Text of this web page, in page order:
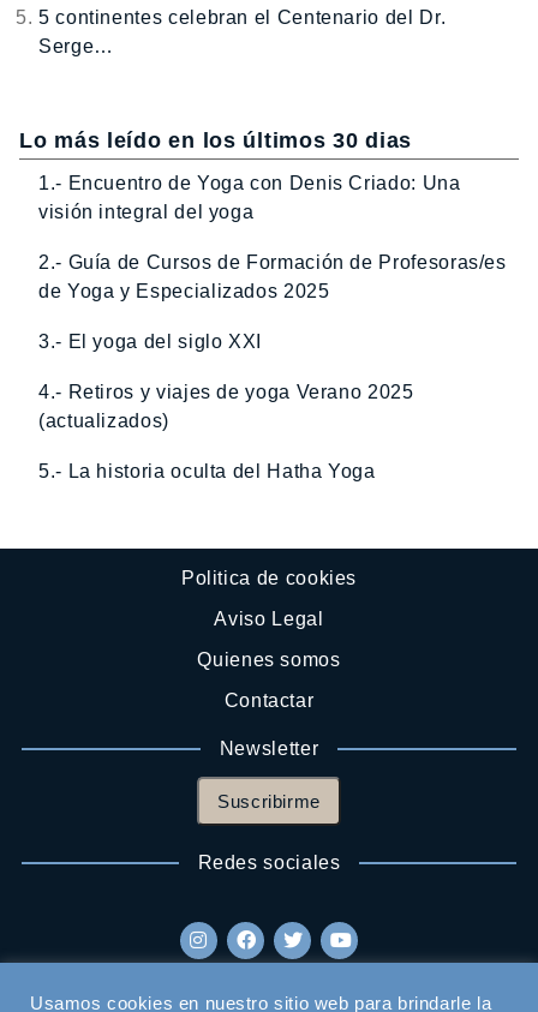
5 continentes celebran el Centenario del Dr.
Serge…
Lo más leído en los últimos 30 dias
1.- Encuentro de Yoga con Denis Criado: Una
visión integral del yoga
2.- Guía de Cursos de Formación de Profesoras/es
de Yoga y Especializados 2025
3.- El yoga del siglo XXI
4.- Retiros y viajes de yoga Verano 2025
(actualizados)
5.- La historia oculta del Hatha Yoga
Politica de cookies
Aviso Legal
Quienes somos
Contactar
Newsletter
Suscribirme
Redes sociales
Usamos cookies en nuestro sitio web para brindarle la